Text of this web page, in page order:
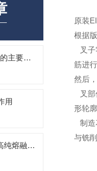
HG液压表座和磁性表座的主要区别
用
德国Hellma 100-10-40高纯熔融石英比色皿技术解析
原装
根据
叉子
筋进
然后
叉部
形轮
制造
与铣